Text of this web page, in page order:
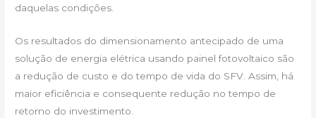
daquelas condições.
Os resultados do dimensionamento antecipado de uma
solução de energia elétrica usando painel fotovoltaico são
a redução de custo e do tempo de vida do SFV. Assim, há
maior eficiência e consequente redução no tempo de
retorno do investimento.